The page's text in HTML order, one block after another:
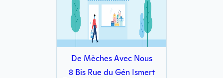
De Mèches Avec Nous
8 Bis Rue du Gén Ismert